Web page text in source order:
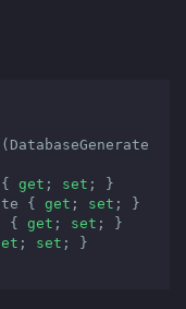
{ get ; set ; }
{ get ; set ; }
{ get ; set ; }
; set ; }